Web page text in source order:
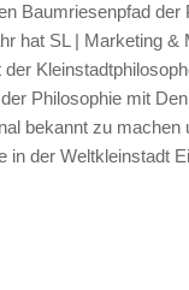
Baumriesenpfad der
hat SL | Marketing &
Philosophie mit
bekannt zu machen
in der Weltkleinstadt